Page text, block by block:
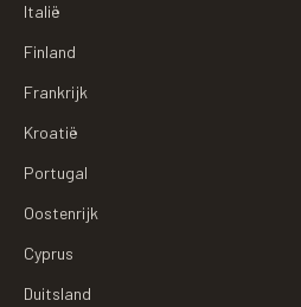
Italië
Finland
Frankrijk
Kroatië
Portugal
Oostenrijk
Cyprus
Duitsland